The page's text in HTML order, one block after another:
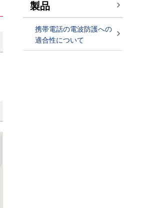
製品
携帯電話の電波防護への
適合性について